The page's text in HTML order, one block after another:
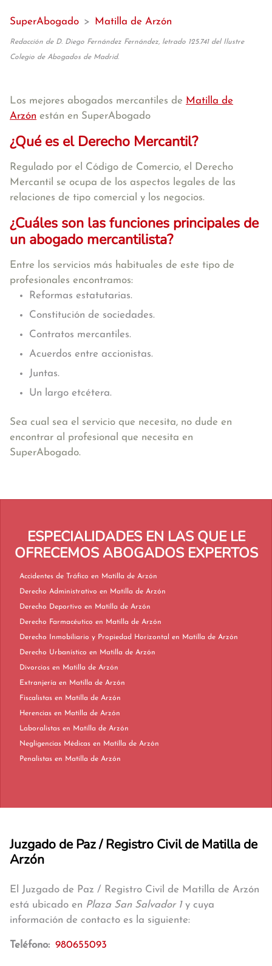
SuperAbogado > Matilla de Arzón
Redacción de D. Diego Fernández Fernández, letrado 125.741 del Ilustre
Colegio de Abogados de Madrid.
Los mejores abogados mercantiles de Matilla de
Arzón están en SuperAbogado
¿Qué es el Derecho Mercantil?
Regulado por el Código de Comercio, el Derecho
Mercantil se ocupa de los aspectos legales de las
relaciones de tipo comercial y los negocios.
¿Cuáles son las funciones principales de
un abogado mercantilista?
Entre los servicios más habituales de este tipo de
profesionales encontramos:
Reformas estatutarias.
Constitución de sociedades.
Contratos mercantiles.
Acuerdos entre accionistas.
Juntas.
Un largo etcétera.
Sea cual sea el servicio que necesita, no dude en
encontrar al profesional que necesita en
SuperAbogado.
ESPECIALIDADES EN LAS QUE LE
OFRECEMOS ABOGADOS EXPERTOS
Accidentes de Tráfico en Matilla de Arzón
Derecho Administrativo en Matilla de Arzón
Derecho Deportivo en Matilla de Arzón
Derecho Farmacéutico en Matilla de Arzón
Derecho Inmobiliario y Propiedad Horizontal en Matilla de Arzón
Derecho Urbanístico en Matilla de Arzón
Divorcios en Matilla de Arzón
Extranjería en Matilla de Arzón
Fiscalistas en Matilla de Arzón
Herencias en Matilla de Arzón
Laboralistas en Matilla de Arzón
Negligencias Médicas en Matilla de Arzón
Penalistas en Matilla de Arzón
Juzgado de Paz / Registro Civil de Matilla de
Arzón
El Juzgado de Paz / Registro Civil de Matilla de Arzón
está ubicado en Plaza San Salvador 1y cuya
información de contacto es la siguiente:
Teléfono: 980655093